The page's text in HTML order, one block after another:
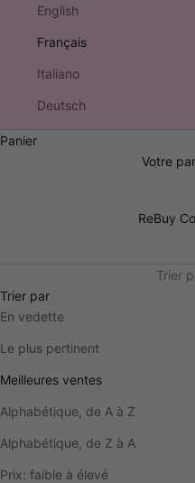
English
Français
Italiano
Deutsch
Panier
Votre
ReBuy
Trier
Trier par
En vedette
Le plus pertinent
Meilleures ventes
Alphabétique, de A à Z
Alphabétique, de Z à A
Prix: faible à élevé